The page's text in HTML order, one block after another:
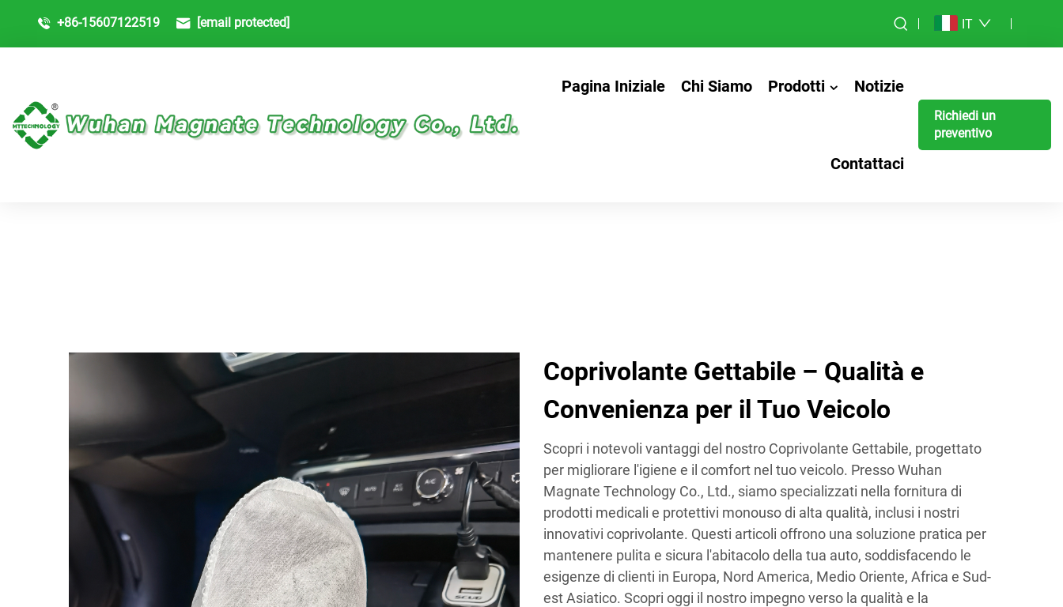
+86-15607122519 [email protected] IT
Pagina Iniziale Chi Siamo Prodotti Notizie
Contattaci
Richiedi un
preventivo
Coprivolante Gettabile – Qualità e
Convenienza per il Tuo Veicolo
Scopri i notevoli vantaggi del nostro Coprivolante Gettabile, progettato
per migliorare l'igiene e il comfort nel tuo veicolo. Presso Wuhan
Magnate Technology Co., Ltd., siamo specializzati nella fornitura di
prodotti medicali e protettivi monouso di alta qualità, inclusi i nostri
innovativi coprivolante. Questi articoli offrono una soluzione pratica per
mantenere pulita e sicura l'abitacolo della tua auto, soddisfacendo le
esigenze di clienti in Europa, Nord America, Medio Oriente, Africa e Sud-
est Asiatico. Scopri oggi il nostro impegno verso la qualità e la